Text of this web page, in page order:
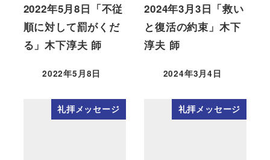
2022年5月8日「不従
順に対して罰がくだ
る」木下淳夫 師
2022年5月8日
2024年3月3日「救い
と復活の約束」木下
淳夫 師
2024年3月4日
礼拝メッセージ 礼拝メッセージ